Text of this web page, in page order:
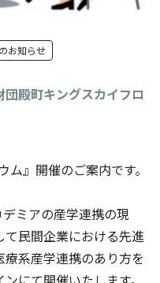
お知らせ
殿町キングスカイフロ
』開催のご案内です。
ミアの産学連携の現
民間企業における先進
系産学連携のあり方を